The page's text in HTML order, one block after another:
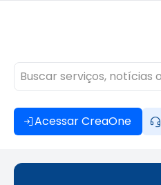
Acessar CreaOne